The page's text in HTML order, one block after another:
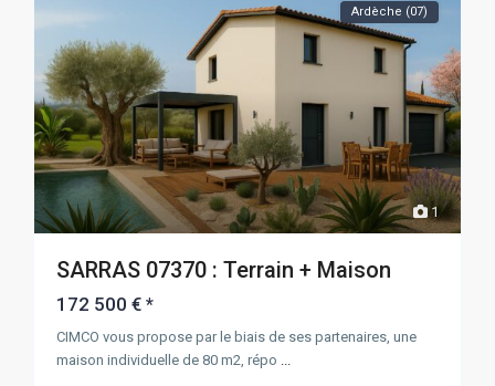
1
Ardèche (07)
SARRAS 07370 : Terrain + Maison
172 500 €*
CIMCO vous propose par le biais de ses partenaires, une
maison individuelle de 80 m2, répo